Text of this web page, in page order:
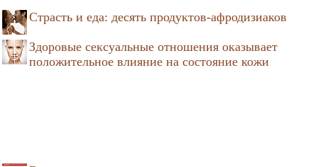
Страсть и еда: десять продуктов-афродизиаков
Здоровые сексуальные отношения оказывает
положительное влияние на состояние кожи